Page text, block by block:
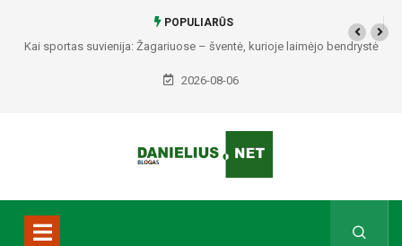
POPULIARŪS
Kai sportas suvienija: Žagariuose – šventė, kurioje laimėjo bendrystė
2026-08-06